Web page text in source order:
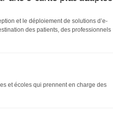
et le déploiement de solutions d’e-
des patients, des professionnels
et écoles qui prennent en charge des